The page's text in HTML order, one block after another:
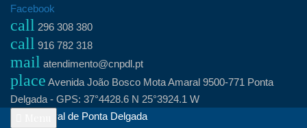
Skip
content
Facebook
call 296 308 380
call 916 782 318
mail atendimento@cnpdl.pt
place Avenida João Bosco Mota Amaral 9500-771 Ponta
Delgada - GPS: 37°4428.6 N 25°3924.1 W
Clube Naval de Ponta Delgada